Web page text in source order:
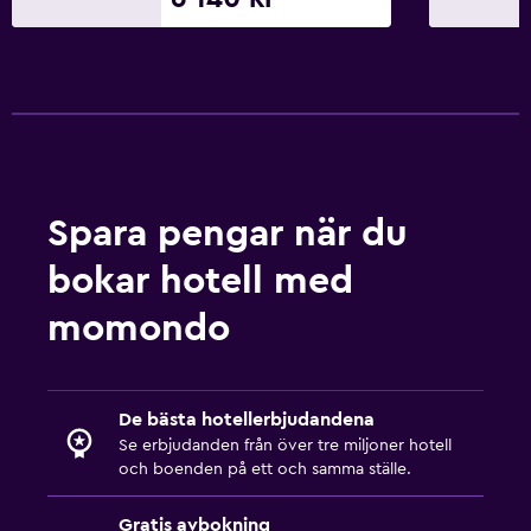
Barnsängar tillgängliga
Spara pengar när du
bokar hotell med
momondo
De bästa hotellerbjudandena
Se erbjudanden från över tre miljoner hotell
och boenden på ett och samma ställe.
Gratis avbokning